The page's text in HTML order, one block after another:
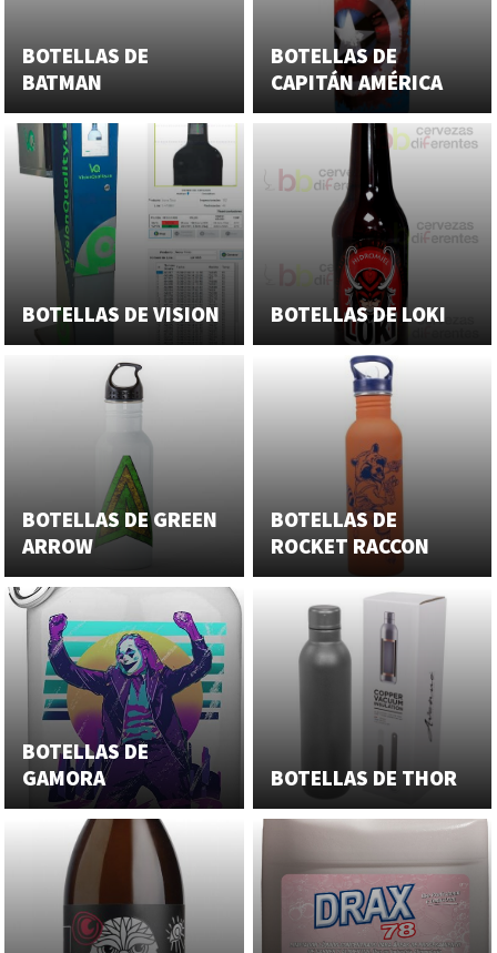
BOTELLAS DE
BATMAN
BOTELLAS DE
CAPITÁN AMÉRICA
BOTELLAS DE VISION BOTELLAS DE LOKI
BOTELLAS DE GREEN
ARROW
BOTELLAS DE
ROCKET RACCON
BOTELLAS DE
GAMORA
BOTELLAS DE THOR